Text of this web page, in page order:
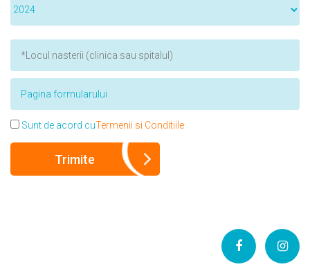
Sunt de acord cuTermenii si Conditiile